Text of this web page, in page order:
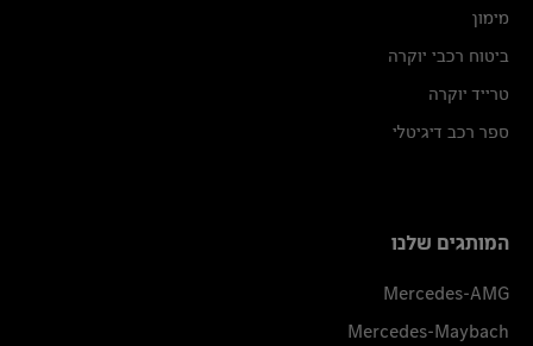
מימון
ביטוח רכבי יוקרה
טרייד יוקרה
ספר רכב דיגיטלי
המותגים שלנו
Mercedes-AMG
Mercedes-Maybach